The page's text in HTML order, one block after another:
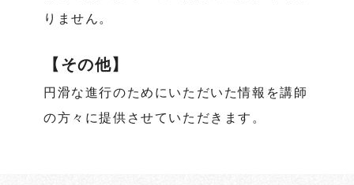
りません。
【その他】
円滑な進行のためにいただいた情報を講師
の方々に提供させていただきます。